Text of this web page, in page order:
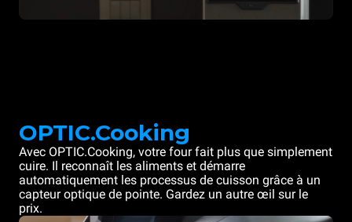
OPTIC.Cooking
Avec OPTIC.Cooking, votre four fait plus que simplement
cuire. Il reconnaît les aliments et démarre
automatiquement les processus de cuisson grâce à un
capteur optique de pointe. Gardez un autre œil sur le
prix.